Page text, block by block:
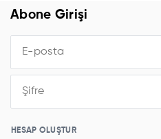
Abone Girişi
HESAP OLUŞTUR